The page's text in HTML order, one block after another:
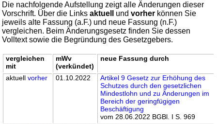
Die nachfolgende Aufstellung zeigt alle Änderungen dieser
Vorschrift. Über die Linksaktuell undvorher können Sie
jeweils alte Fassung (a.F.) und neue Fassung (n.F.)
vergleichen. Beim Änderungsgesetz finden Sie dessen
Volltext sowie die Begründung des Gesetzgebers.
vergleichen
mit
mWv
(verkündet)
neue Fassung durch
aktuellvorher 01.10.2022
Artikel 9 Gesetz zur Erhöhung des
Schutzes durch den gesetzlichen
Mindestlohn und zu Änderungen im
Bereich der geringfügigen
Beschäftigung
vom 28.06.2022 BGBl. I S. 969